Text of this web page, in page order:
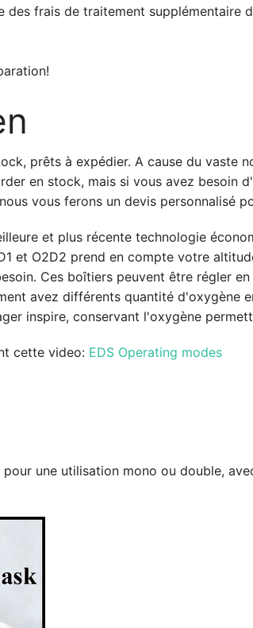
frais de traitement supplémentaire
prêts à expédier. A cause du vaste
en stock, mais si vous avez besoin
vous ferons un devis personnalisé
et plus récente technologie
et O2D2 prend en compte votre
Ces boîtiers peuvent être régler
avez différents quantité d'oxygène
inspire, conservant l'oxygène
cette video: EDS Operating modes
une utilisation mono ou double,